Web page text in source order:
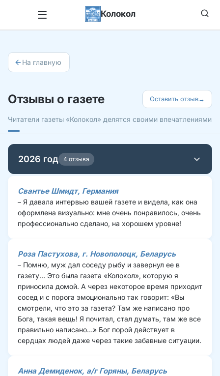
Колокол
На главную
Отзывы о газете Оставить отзыв→
Читатели газеты «Колокол» делятся своими впечатлениями
2026 год 4 отзыва
Свантье Шмидт, Германия
– Я давала интервью вашей газете и видела, как она
оформлена визуально: мне очень понравилось, очень
профессионально сделано, на хорошем уровне!
Роза Пастухова, г. Новополоцк, Беларусь
– Помню, муж дал соседу рыбу и завернул ее в
газету… Это была газета «Колокол», которую я
приносила домой. А через некоторое время приходит
сосед и с порога эмоционально так говорит: «Вы
смотрели, что это за газета? Там же написано про
Бога, такая вещь! Я почитал, стал думать, там же все
правильно написано…» Бог порой действует в
сердцах людей даже через такие забавные ситуации.
Анна Демиденок, а/г Горяны, Беларусь